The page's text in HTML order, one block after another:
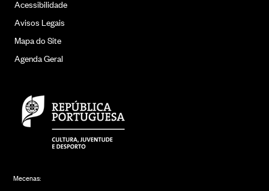
Acessibilidade
Avisos Legais
Mapa do Site
Agenda Geral
Mecenas: